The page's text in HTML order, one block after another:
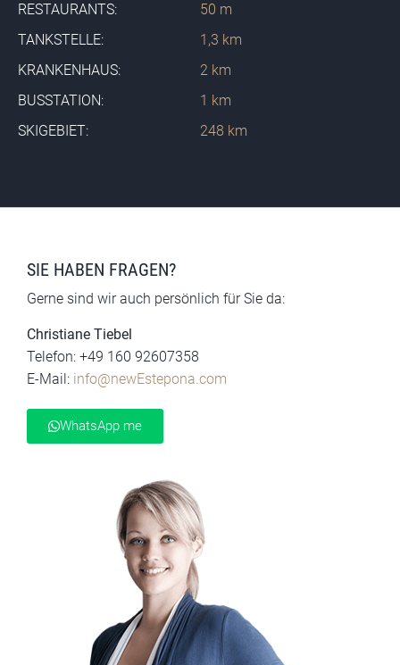
SIE HABEN FRAGEN?
Gerne sind wir auch persönlich für Sie da:
Christiane Tiebel
Telefon: +49 160 92607358
E-Mail: info@newEstepona.com
WhatsApp me
RESTAURANTS:
TANKSTELLE:
KRANKENHAUS:
BUSSTATION:
SKIGEBIET:
50 m
1,3 km
2 km
1 km
248 km